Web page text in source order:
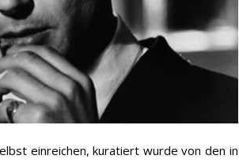
einreichen, kuratiert wurde von den in